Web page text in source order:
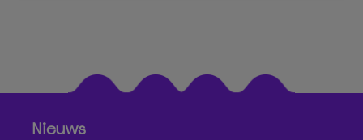
Nieuws